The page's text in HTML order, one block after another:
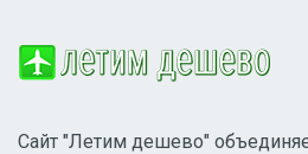
Сайт "Летим дешево"